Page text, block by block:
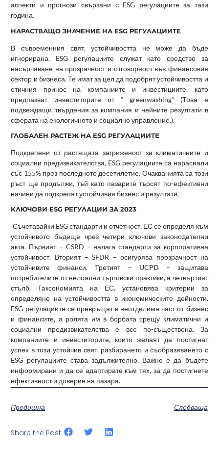
аспекти и прогнози свързани с ESG регулациите за тази
година.
НАРАСТВАЩО ЗНАЧЕНИЕ НА ESG РЕГУЛАЦИИТЕ
В съвременния свят, устойчивостта не може да бъде
игнорирана. ESG регулациите служат като средство за
насърчаване на прозрачност и отговорност във финансовия
сектор и бизнеса. Те имат за цел да подобрят устойчивостта и
етичния принос на компаниите и инвестициите, като
предпазват инвеститорите от “ greenwashing“ (Това е
подвеждащи твърдения за компания и нейните резултати в
сферата на екологичното и социално управление.).
ГЛОБАЛЕН РАСТЕЖ НА ESG РЕГУЛАЦИИТЕ
Подкрепени от растящата загриженост за климатичните и
социални предизвикателства, ESG регулациите са нараснали
със 155% през последното десетилетие. Очакванията са този
ръст ще продължи, тъй като пазарите търсят по-ефективни
начини да подкрепят устойчивия бизнес и резултати.
КЛЮЧОВИ ESG РЕГУЛАЦИИ ЗА 2023
Съчетавайки ESG стандарти и отчетност, ЕС се определя към
устойчивото бъдеще чрез четири ключови законодателни
акта. Първият – CSRD – налага стандарти за корпоративна
устойчивост. Вторият – SFDR – осигурява прозрачност на
устойчивите финанси. Третият – UCPD – защитава
потребителите от нелоялни търговски практики, а четвъртият
стълб, Таксономията на ЕС, установява критерии за
определяне на устойчивостта в икономическите дейности.
ESG регулациите се превръщат в неотделима част от бизнес
и финансите, а ролята им в борбата срещу климатични и
социални предизвикателства е все по-съществена. За
компаниите и инвеститорите, които желаят да постигнат
успех в този устойчив свят, разбирането и съобразяването с
ESG регулациите става задължително. Важно е да бъдете
информирани и да се адаптирате към тях, за да постигнете
ефективност и доверие на пазара.
Предишна Следваща
Share the Post: